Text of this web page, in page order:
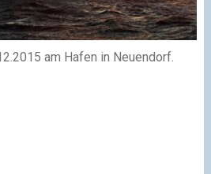
am Hafen in Neuendorf.